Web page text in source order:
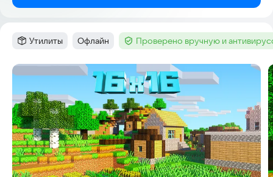
Категория:
Утилиты Тег:
Офлайн Тег :Проверено вручную и
Скриншоты